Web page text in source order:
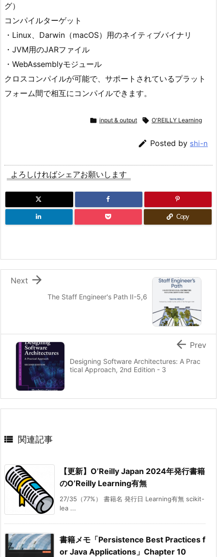
グ）
コンパイルターゲット
・Linux、Darwin（macOS）用のネイティブバイナリ
・JVM用のJARファイル
・WebAssemblyモジュール
クロスコンパイルが可能で、サポートされているプラット
フォーム間で相互にコンパイルできます。
 input & output  O'REILLY Learning
 Posted by shi-n
よろしければシェアお願いします
Copy
The Staff Engineer's Path II-5,6

Next
Designing Software Architectures: A Prac
tical Approach, 2nd Edition - 3
 Prev
 関連記事
【更新】O’Reilly Japan 2024年発行書籍
のO’Reilly Learning有無
27/35（77%） 書籍名 発行日 Learning有無 scikit-
lea ...
書籍メモ「Persistence Best Practices f
or Java Applications」Chapter 10